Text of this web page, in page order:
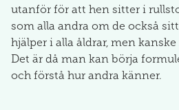
utanför för att hen sitter i
som alla andra om de också
hjälper i alla åldrar, men
Det är då man kan börja
och förstå hur andra känner.